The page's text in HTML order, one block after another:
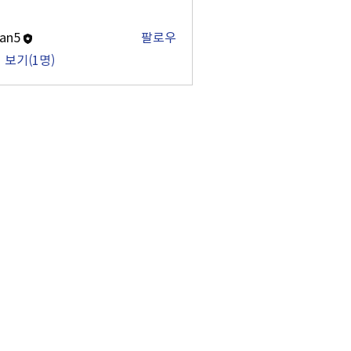
팔로우
보기(1명)